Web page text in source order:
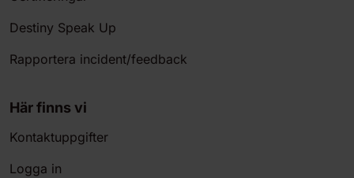
Destiny Speak Up
Rapportera incident/feedback
Här finns vi
Kontaktuppgifter
Logga in